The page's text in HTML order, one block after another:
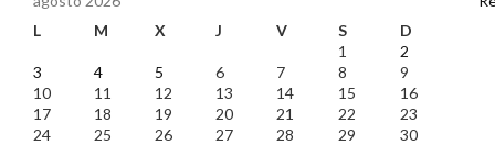
L
M X J V S
D
1
2
3
4 5 6 7 8
9
10
11 12 13 14 15
16
17
18 19 20 21 22
23
24
25 26 27 28 29
30